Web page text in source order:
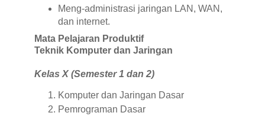
Meng-administrasi jaringan LAN, WAN,
dan internet.
Mata Pelajaran Produktif
Teknik Komputer dan Jaringan
Kelas X (Semester 1 dan 2)
Komputer dan Jaringan Dasar
Pemrograman Dasar